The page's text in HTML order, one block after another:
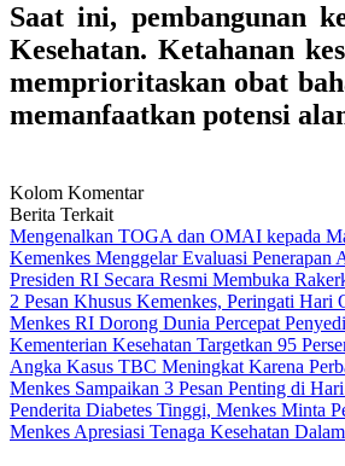
Saat ini, pembangunan
Kesehatan. Ketahanan
memprioritaskan obat
memanfaatkan potensi
Kolom Komentar
Berita Terkait
Mengenalkan TOGA dan OMAI kepada
Kemenkes Menggelar Evaluasi
Presiden RI Secara Resmi Membuka
2 Pesan Khusus Kemenkes, Peringati Hari
Menkes RI Dorong Dunia Percepat
Kementerian Kesehatan Targetkan 95
Angka Kasus TBC Meningkat Karena
Menkes Sampaikan 3 Pesan Penting di
Penderita Diabetes Tinggi, Menkes Minta
Menkes Apresiasi Tenaga Kesehatan